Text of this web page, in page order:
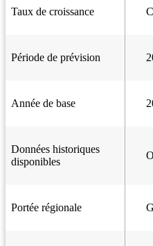
Taux de croissance
Période de prévision
Année de base
Données historiques
disponibles
Portée régionale